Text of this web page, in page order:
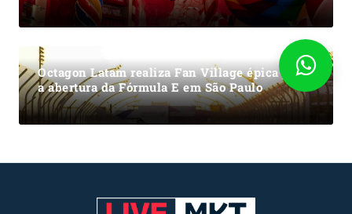
Octagon Latam realiza Fan Village épica para
a abertura da Fórmula E em São Paulo